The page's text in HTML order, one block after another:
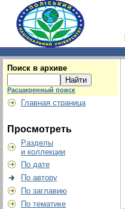
Поиск в архиве
Расширенный поиск
Главная страница
Просмотреть
Разделы
и коллекции
По дате
По автору
По заглавию
По тематике